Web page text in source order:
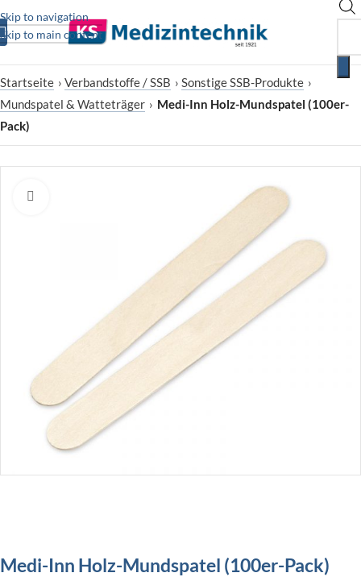
Skip to navigation
Skip to main content
Startseite › Verbandstoffe / SSB › Sonstige SSB-Produkte ›
Mundspatel & Watteträger › Medi-Inn Holz-Mundspatel (100er-
Pack)
Medi-Inn Holz-Mundspatel (100er-Pack)